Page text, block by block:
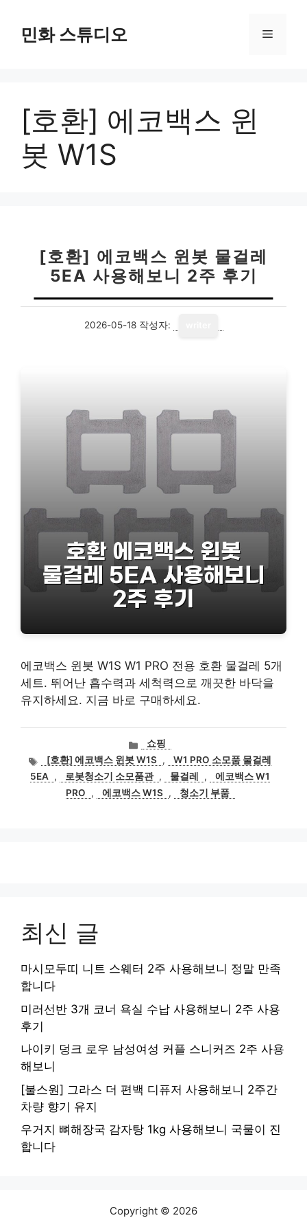
민화 스튜디오 메
[호환] 에코백스 윈
봇 W1S
[호환] 에코백스 윈봇 물걸레
5EA 사용해보니 2주 후기
2026-05-18 작성자:
에코백스 윈봇 W1S W1 PRO 전용 호환 물걸레 5개
세트. 뛰어난 흡수력과 세척력으로 깨끗한 바닥을
유지하세요. 지금 바로 구매하세요.
카
테
고
리
쇼핑
태
그
[호환] 에코백스 윈봇 W1S ,
W1 PRO 소모품 물걸레
5EA
, 로봇청소기 소모품관 , 물걸레 ,
에코백스 W1
PRO
, 에코백스 W1S , 청소기 부품
최신 글
마시모두띠 니트 스웨터 2주 사용해보니 정말 만족
합니다
미러선반 3개 코너 욕실 수납 사용해보니 2주 사용
후기
나이키 덩크 로우 남성여성 커플 스니커즈 2주 사용
해보니
[불스원] 그라스 더 편백 디퓨저 사용해보니 2주간
차량 향기 유지
우거지 뼈해장국 감자탕 1kg 사용해보니 국물이 진
합니다
Copyright © 2026